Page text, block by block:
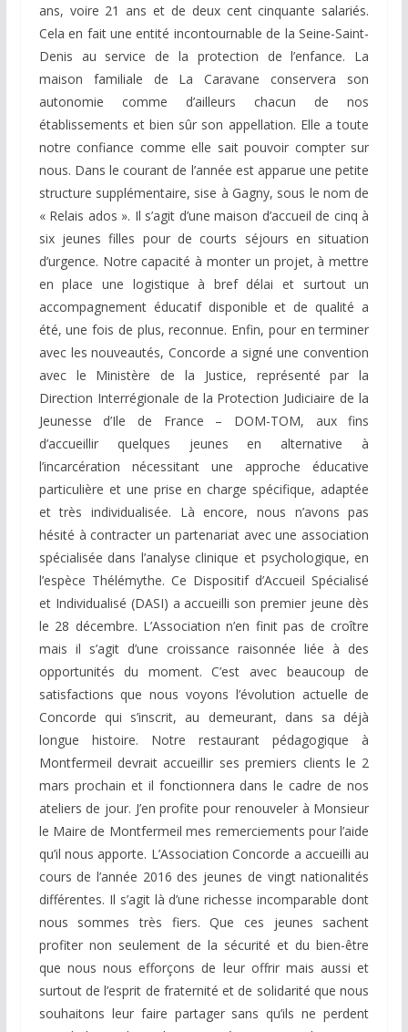
ans, voire 21 ans et de deux cent cinquante salariés.
Cela en fait une entité incontournable de la Seine-Saint-
Denis au service de la protection de l’enfance. La
maison familiale de La Caravane conservera son
autonomie comme d’ailleurs chacun de nos
établissements et bien sûr son appellation. Elle a toute
notre confiance comme elle sait pouvoir compter sur
nous. Dans le courant de l’année est apparue une petite
structure supplémentaire, sise à Gagny, sous le nom de
« Relais ados ». Il s’agit d’une maison d’accueil de cinq à
six jeunes filles pour de courts séjours en situation
d’urgence. Notre capacité à monter un projet, à mettre
en place une logistique à bref délai et surtout un
accompagnement éducatif disponible et de qualité a
été, une fois de plus, reconnue. Enfin, pour en terminer
avec les nouveautés, Concorde a signé une convention
avec le Ministère de la Justice, représenté par la
Direction Interrégionale de la Protection Judiciaire de la
Jeunesse d’Ile de France – DOM-TOM, aux fins
d’accueillir quelques jeunes en alternative à
l’incarcération nécessitant une approche éducative
particulière et une prise en charge spécifique, adaptée
et très individualisée. Là encore, nous n’avons pas
hésité à contracter un partenariat avec une association
spécialisée dans l’analyse clinique et psychologique, en
l’espèce Thélémythe. Ce Dispositif d’Accueil Spécialisé
et Individualisé (DASI) a accueilli son premier jeune dès
le 28 décembre. L’Association n’en finit pas de croître
mais il s’agit d’une croissance raisonnée liée à des
opportunités du moment. C’est avec beaucoup de
satisfactions que nous voyons l’évolution actuelle de
Concorde qui s’inscrit, au demeurant, dans sa déjà
longue histoire. Notre restaurant pédagogique à
Montfermeil devrait accueillir ses premiers clients le 2
mars prochain et il fonctionnera dans le cadre de nos
ateliers de jour. J’en profite pour renouveler à Monsieur
le Maire de Montfermeil mes remerciements pour l’aide
qu’il nous apporte. L’Association Concorde a accueilli au
cours de l’année 2016 des jeunes de vingt nationalités
différentes. Il s’agit là d’une richesse incomparable dont
nous sommes très fiers. Que ces jeunes sachent
profiter non seulement de la sécurité et du bien-être
que nous nous efforçons de leur offrir mais aussi et
surtout de l’esprit de fraternité et de solidarité que nous
souhaitons leur faire partager sans qu’ils ne perdent